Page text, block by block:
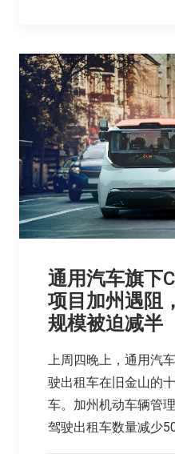
通用汽车旗下
项目加州遇阻
规模被迫减半
上周四晚上，通用汽
驶出租车在旧金山的
车。加州机动车辆管
驾驶出租车数量减少